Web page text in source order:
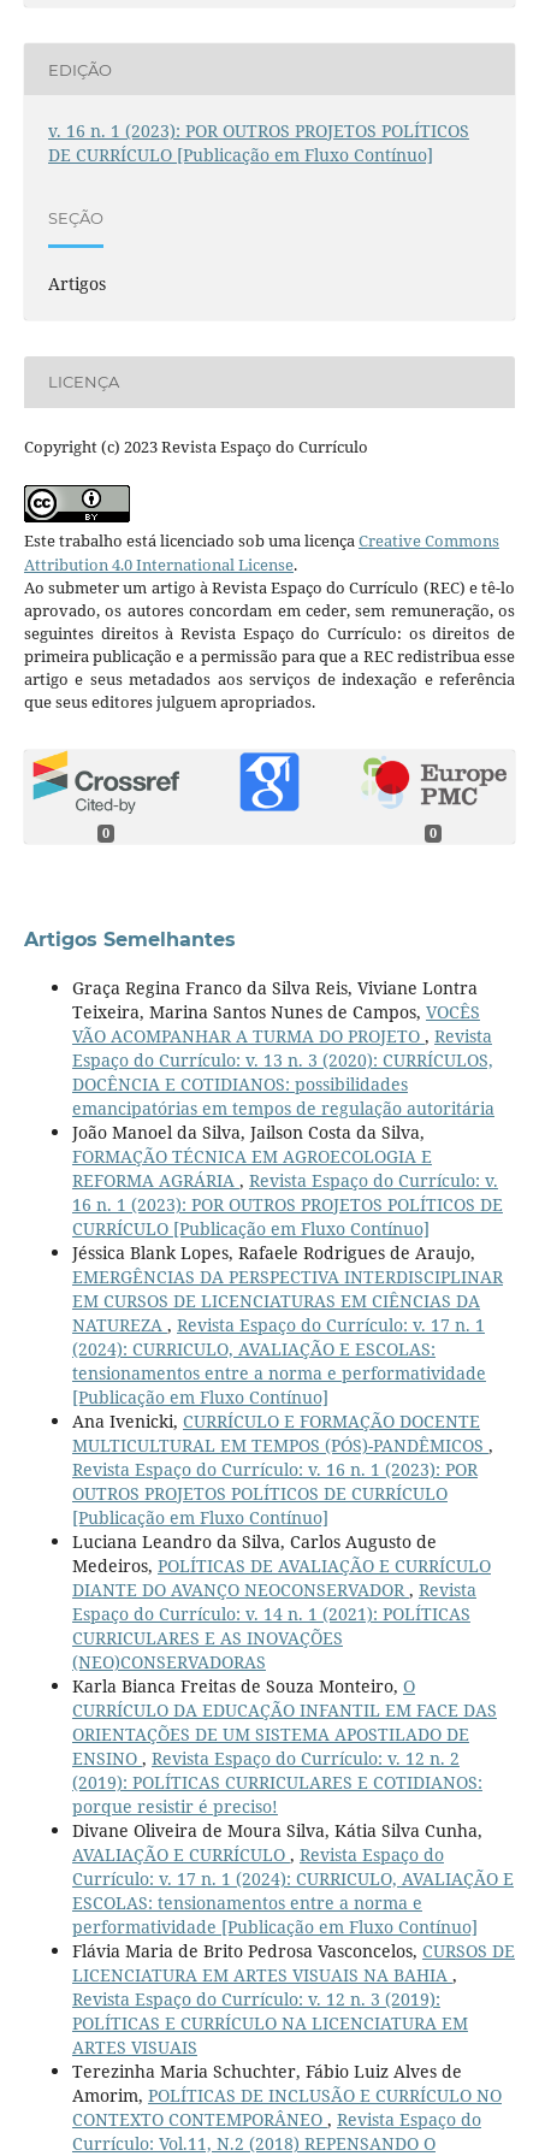
EDIÇÃO
v. 16 n. 1 (2023): POR OUTROS PROJETOS POLÍTICOS
DE CURRÍCULO [Publicação em Fluxo Contínuo]
SEÇÃO
Artigos
LICENÇA
Copyright (c) 2023 Revista Espaço do Currículo
Este trabalho está licenciado sob uma licença Creative Commons
Attribution 4.0 International License.
Ao submeter um artigo à Revista Espaço do Currículo (REC) e tê-lo
aprovado, os autores concordam em ceder, sem remuneração, os
seguintes direitos à Revista Espaço do Currículo: os direitos de
primeira publicação e a permissão para que a REC redistribua esse
artigo e seus metadados aos serviços de indexação e referência
que seus editores julguem apropriados.
0 0
Artigos Semelhantes
Graça Regina Franco da Silva Reis, Viviane Lontra
Teixeira, Marina Santos Nunes de Campos, VOCÊS
VÃO ACOMPANHAR A TURMA DO PROJETO , Revista
Espaço do Currículo: v. 13 n. 3 (2020): CURRÍCULOS,
DOCÊNCIA E COTIDIANOS: possibilidades
emancipatórias em tempos de regulação autoritária
João Manoel da Silva, Jailson Costa da Silva,
FORMAÇÃO TÉCNICA EM AGROECOLOGIA E
REFORMA AGRÁRIA , Revista Espaço do Currículo: v.
16 n. 1 (2023): POR OUTROS PROJETOS POLÍTICOS DE
CURRÍCULO [Publicação em Fluxo Contínuo]
Jéssica Blank Lopes, Rafaele Rodrigues de Araujo,
EMERGÊNCIAS DA PERSPECTIVA INTERDISCIPLINAR
EM CURSOS DE LICENCIATURAS EM CIÊNCIAS DA
NATUREZA , Revista Espaço do Currículo: v. 17 n. 1
(2024): CURRICULO, AVALIAÇÃO E ESCOLAS:
tensionamentos entre a norma e performatividade
[Publicação em Fluxo Contínuo]
Ana Ivenicki, CURRÍCULO E FORMAÇÃO DOCENTE
MULTICULTURAL EM TEMPOS (PÓS)-PANDÊMICOS ,
Revista Espaço do Currículo: v. 16 n. 1 (2023): POR
OUTROS PROJETOS POLÍTICOS DE CURRÍCULO
[Publicação em Fluxo Contínuo]
Luciana Leandro da Silva, Carlos Augusto de
Medeiros, POLÍTICAS DE AVALIAÇÃO E CURRÍCULO
DIANTE DO AVANÇO NEOCONSERVADOR, Revista
Espaço do Currículo: v. 14 n. 1 (2021): POLÍTICAS
CURRICULARES E AS INOVAÇÕES
(NEO)CONSERVADORAS
Karla Bianca Freitas de Souza Monteiro, O
CURRÍCULO DA EDUCAÇÃO INFANTIL EM FACE DAS
ORIENTAÇÕES DE UM SISTEMA APOSTILADO DE
ENSINO , Revista Espaço do Currículo: v. 12 n. 2
(2019): POLÍTICAS CURRICULARES E COTIDIANOS:
porque resistir é preciso!
Divane Oliveira de Moura Silva, Kátia Silva Cunha,
AVALIAÇÃO E CURRÍCULO , Revista Espaço do
Currículo: v. 17 n. 1 (2024): CURRICULO, AVALIAÇÃO E
ESCOLAS: tensionamentos entre a norma e
performatividade [Publicação em Fluxo Contínuo]
Flávia Maria de Brito Pedrosa Vasconcelos, CURSOS DE
LICENCIATURA EM ARTES VISUAIS NA BAHIA ,
Revista Espaço do Currículo: v. 12 n. 3 (2019):
POLÍTICAS E CURRÍCULO NA LICENCIATURA EM
ARTES VISUAIS
Terezinha Maria Schuchter, Fábio Luiz Alves de
Amorim, POLÍTICAS DE INCLUSÃO E CURRÍCULO NO
CONTEXTO CONTEMPORÂNEO , Revista Espaço do
Currículo: Vol.11, N.2 (2018) REPENSANDO O